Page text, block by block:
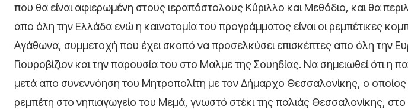
που θα είναι αφιερωμένη στους ιεραπόστολους Κύριλλο και Μεθόδιο, και θα
απο όλη την Ελλάδα ενώ η καινοτομία του προγράμματος είναι οι ρεμπέτικες
Αγάθωνα, συμμετοχή που έχει σκοπό να προσελκύσει επισκέπτες απο όλη την
Γιουροβίζιον και την παρουσία του στο Μαλμε της Σουηδίας. Να σημειωθεί ότι η
μετά απο συνεννόηση του Μητροπολίτη με τον Δήμαρχο Θεσσαλονίκης, ο
ρεμπέτη στο νηπιαγωγείο του Μεμά, γνωστό στέκι της παλιάς Θεσσαλονίκης,